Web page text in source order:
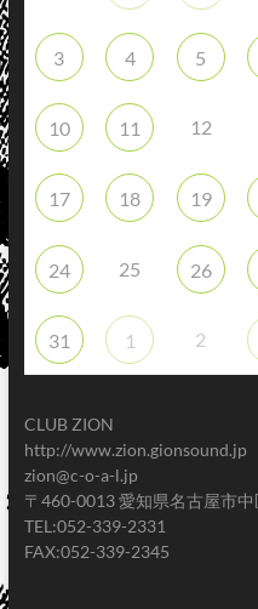
3 4 5
10 11 12
17 18 19
24 25 26
31 1 2
CLUB ZION
http://www.zion.gionsound.jp
zion@c-o-a-l.jp
〒460-0013 愛知県名古屋市
TEL:052-339-2331
FAX:052-339-2345